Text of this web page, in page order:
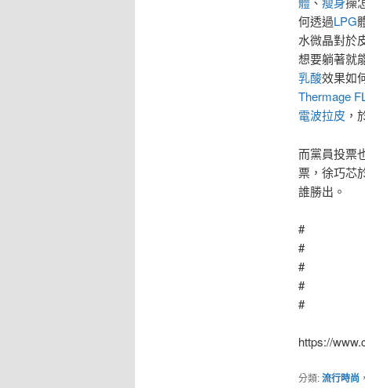
何透過LPG
水微晶對於
想要躺著就
乳酸效果如
Thermage
電波拉皮 ，
而黨員投票
票，徐巧芯
誰勝出。
#
#
#
#
#
https://
分類:流行時尚